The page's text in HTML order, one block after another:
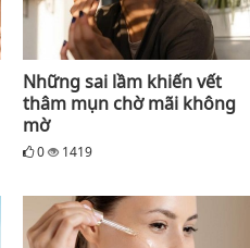
Những sai lầm khiến vết
thâm mụn chờ mãi không
mờ
0 1419